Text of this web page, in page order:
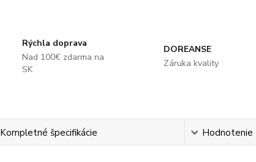
Rýchla doprava
Nad 100€ zdarma na
SK
DOREANSE
Záruka kvality
Kompletné špecifikácie Hodnotenie